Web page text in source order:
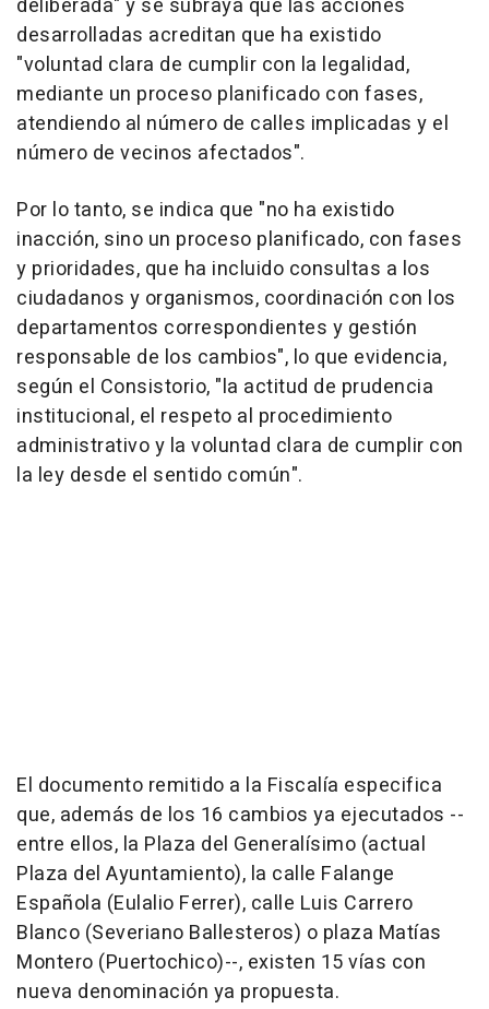
deliberada" y se subraya que las acciones
desarrolladas acreditan que ha existido
"voluntad clara de cumplir con la legalidad,
mediante un proceso planificado con fases,
atendiendo al número de calles implicadas y el
número de vecinos afectados".
Por lo tanto, se indica que "no ha existido
inacción, sino un proceso planificado, con fases
y prioridades, que ha incluido consultas a los
ciudadanos y organismos, coordinación con los
departamentos correspondientes y gestión
responsable de los cambios", lo que evidencia,
según el Consistorio, "la actitud de prudencia
institucional, el respeto al procedimiento
administrativo y la voluntad clara de cumplir con
la ley desde el sentido común".
El documento remitido a la Fiscalía especifica
que, además de los 16 cambios ya ejecutados --
entre ellos, la Plaza del Generalísimo (actual
Plaza del Ayuntamiento), la calle Falange
Española (Eulalio Ferrer), calle Luis Carrero
Blanco (Severiano Ballesteros) o plaza Matías
Montero (Puertochico)--, existen 15 vías con
nueva denominación ya propuesta.